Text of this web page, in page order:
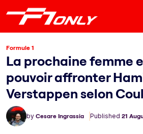
Formule 1
La prochaine femme
pouvoir affronter
Verstappen selon
by Cesare Ingrassia Published 21